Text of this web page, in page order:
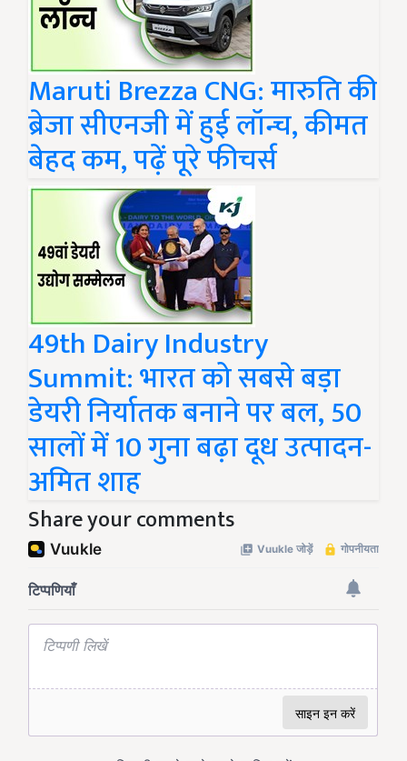
Maruti Brezza CNG: मारुति की
ब्रेजा सीएनजी में हुई लॉन्च, कीमत
बेहद कम, पढ़ें पूरे फीचर्स
49th Dairy Industry
Summit: भारत को सबसे बड़ा
डेयरी निर्यातक बनाने पर बल, 50
सालों में 10 गुना बढ़ा दूध उत्पादन-
अमित शाह
Share your comments